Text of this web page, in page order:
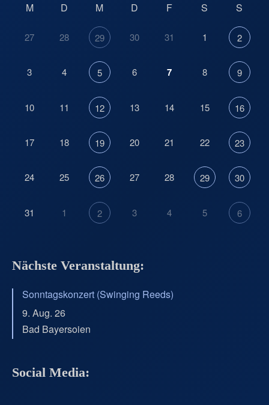
M D M D F S S
27 28 29 30 31 1 2
3 4 5 6 7 8 9
10 11 12 13 14 15 16
17 18 19 20 21 22 23
24 25 26 27 28 29 30
31 1 2 3 4 5 6
Nächste Veranstaltung:
Sonntagskonzert (Swinging Reeds)
9. Aug. 26
Bad Bayersoien
Social Media: